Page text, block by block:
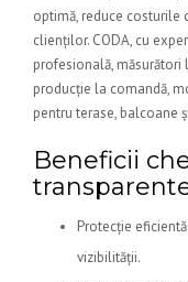
optimă, reduce costurile
clienților. CODA, cu
profesională,
producție la comandă,
pentru terase, balcoane
Beneficii
Protecție
vizibilității.